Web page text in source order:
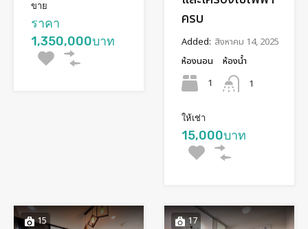
ขาย
ราคา
1,350,000บาท
ครบ
Added: สิงหาคม 14, 2025
ห้องนอน
1
ห้องน้ำ
1
ให้เช่า
15,000บาท
15 17